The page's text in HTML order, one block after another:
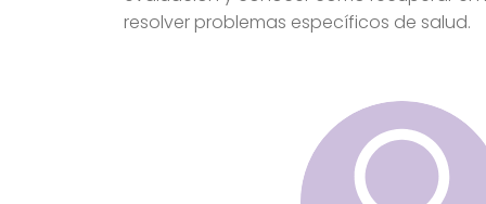
resolver problemas específicos de salud.